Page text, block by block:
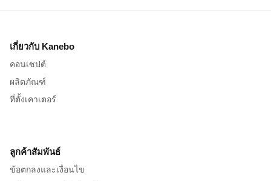
เกี่ยวกับ Kanebo
คอนเซปต์
ผลิตภัณฑ์
ที่ตั้งเคาเตอร์
ลูกค้าสัมพันธ์
ข้อตกลงและเงื่อนไข